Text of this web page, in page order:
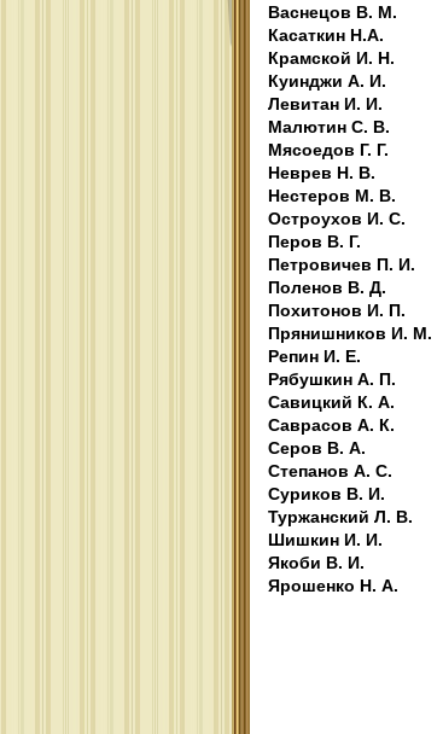
Васнецов В. М.
Касаткин Н.А.
Крамской И. Н.
Куинджи А. И.
Левитан И. И.
Малютин С. В.
Мясоедов Г. Г.
Неврев Н. В.
Нестеров М. В.
Остроухов И. С.
Перов В. Г.
Петровичев П. И.
Поленов В. Д.
Похитонов И. П.
Прянишников И. М.
Репин И. Е.
Рябушкин А. П.
Савицкий К. А.
Саврасов А. К.
Серов В. А.
Степанов А. С.
Суриков В. И.
Туржанский Л. В.
Шишкин И. И.
Якоби В. И.
Ярошенко Н. А.